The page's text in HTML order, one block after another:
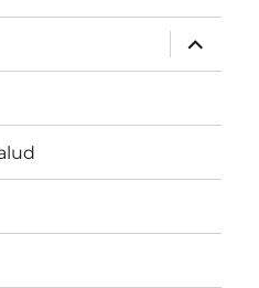
expande
el
menú